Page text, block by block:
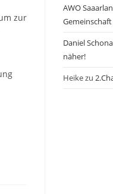
zur
AWO
Gemeinschaft
Daniel
näher!
Heikezu